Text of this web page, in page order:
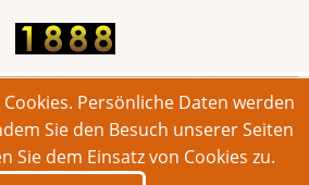
Alle Rechte vorbehalten.
Intern
Persönliche Daten werden
Sie den Besuch unserer Seiten
Sie dem Einsatz von Cookies zu.